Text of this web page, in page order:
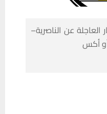
عن الناصرية–
أكس